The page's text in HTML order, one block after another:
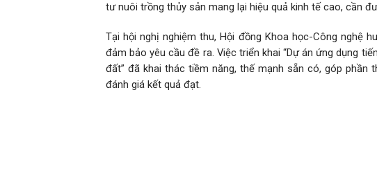
tư nuôi trồng thủy sản mang lại hiệu quả kinh tế cao, cần
Tại hội nghị nghiệm thu, Hội đồng Khoa học-Công nghệ
đảm bảo yêu cầu đề ra. Việc triển khai “Dự án ứng dụng
đất” đã khai thác tiềm năng, thế mạnh sẵn có, góp
đánh giá kết quả đạt.